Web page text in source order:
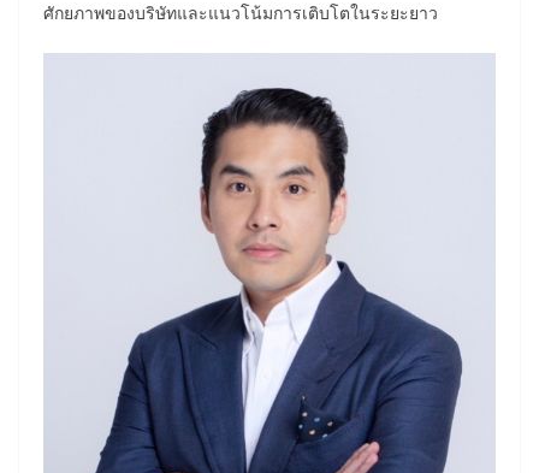
ศักยภาพของบริษัทและแนวโน้มการเติบโตในระยะยาว